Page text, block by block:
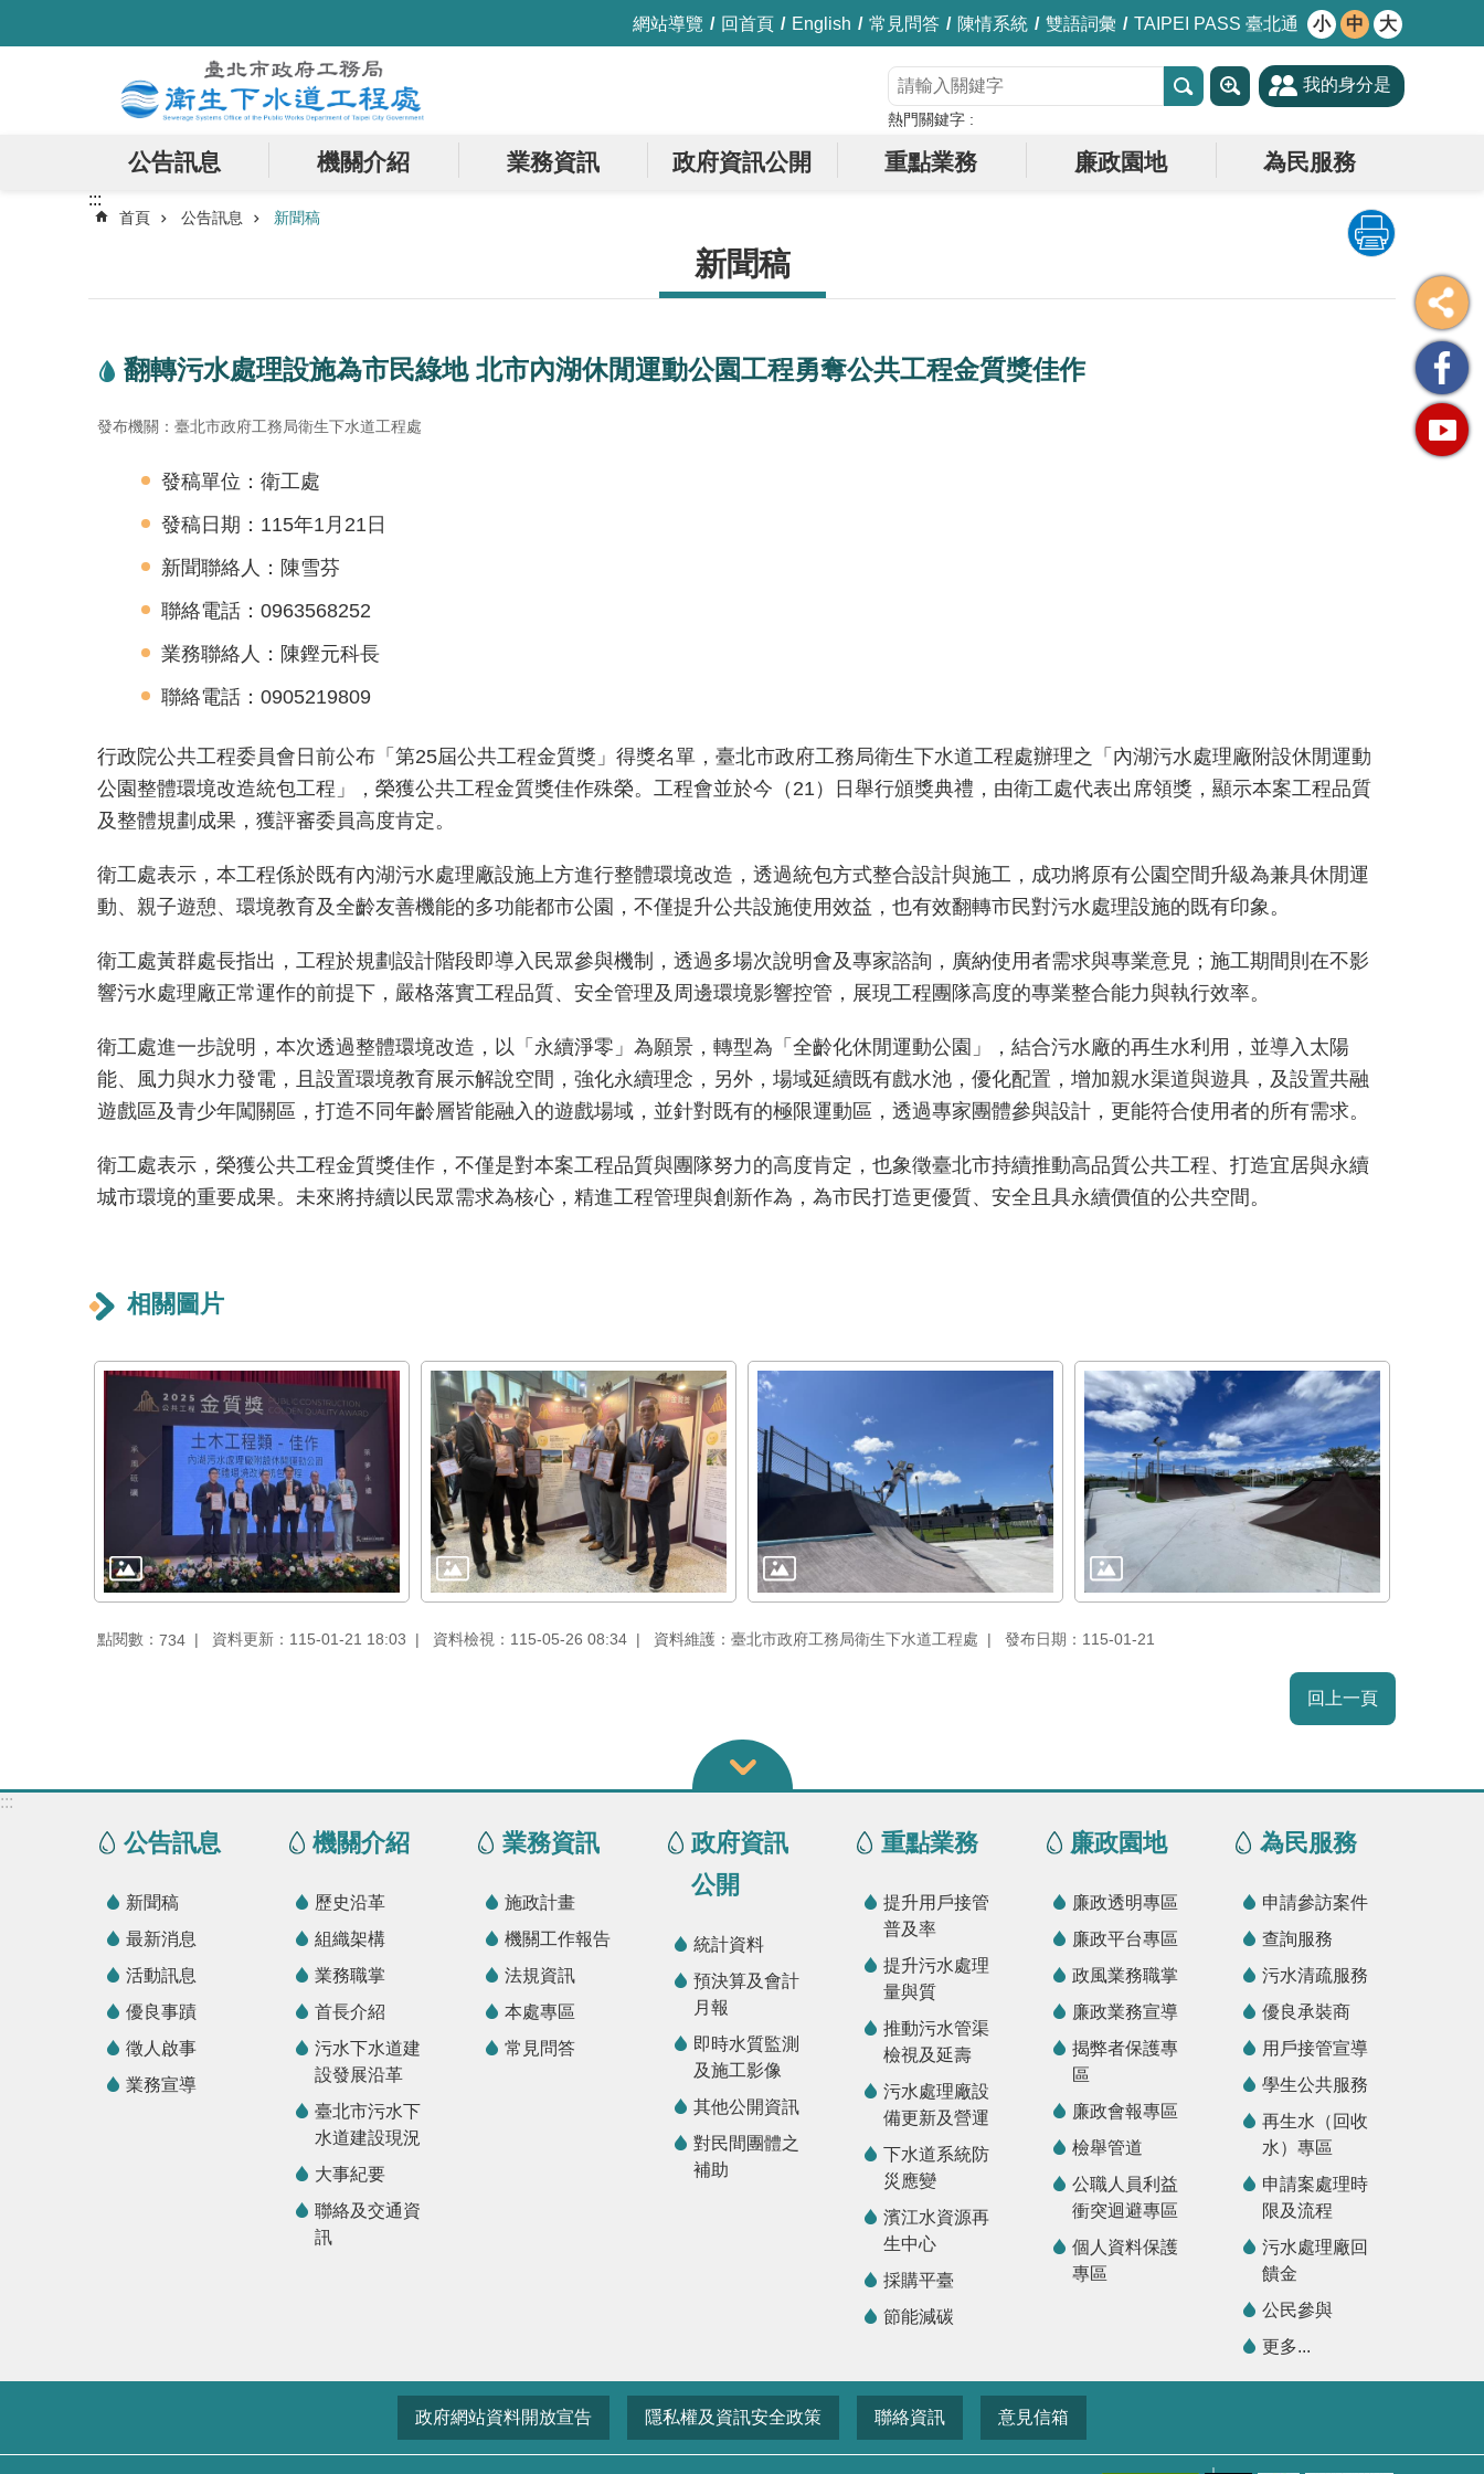
網站導覽 回首頁 English 常見問答 陳情系統 雙語詞彙 TAIPEI PASS 臺北通 小 中 大
熱門關鍵字
我的身分是
公告訊息 機關介紹 業務資訊 政府資訊公開 重點業務 廉政園地 為民服務
:::
首頁 公告訊息 新聞稿
新聞稿
翻轉污水處理設施為市民綠地 北市內湖休閒運動公園工程勇奪公共工程金質獎佳作
發布機關：臺北市政府工務局衛生下水道工程處
發稿單位：衛工處
發稿日期：115年1月21日
新聞聯絡人：陳雪芬
聯絡電話：0963568252
業務聯絡人：陳鏗元科長
聯絡電話：0905219809
行政院公共工程委員會日前公布「第25屆公共工程金質獎」得獎名單，臺北市政府工務局衛生下水道工程處辦理之「內湖污水處理廠附設休閒運動
公園整體環境改造統包工程」，榮獲公共工程金質獎佳作殊榮。工程會並於今（21）日舉行頒獎典禮，由衛工處代表出席領獎，顯示本案工程品質
及整體規劃成果，獲評審委員高度肯定。
衛工處表示，本工程係於既有內湖污水處理廠設施上方進行整體環境改造，透過統包方式整合設計與施工，成功將原有公園空間升級為兼具休閒運
動、親子遊憩、環境教育及全齡友善機能的多功能都市公園，不僅提升公共設施使用效益，也有效翻轉市民對污水處理設施的既有印象。
衛工處黃群處長指出，工程於規劃設計階段即導入民眾參與機制，透過多場次說明會及專家諮詢，廣納使用者需求與專業意見；施工期間則在不影
響污水處理廠正常運作的前提下，嚴格落實工程品質、安全管理及周邊環境影響控管，展現工程團隊高度的專業整合能力與執行效率。
衛工處進一步說明，本次透過整體環境改造，以「永續淨零」為願景，轉型為「全齡化休閒運動公園」，結合污水廠的再生水利用，並導入太陽
能、風力與水力發電，且設置環境教育展示解說空間，強化永續理念，另外，場域延續既有戲水池，優化配置，增加親水渠道與遊具，及設置共融
遊戲區及青少年闖關區，打造不同年齡層皆能融入的遊戲場域，並針對既有的極限運動區，透過專家團體參與設計，更能符合使用者的所有需求。
衛工處表示，榮獲公共工程金質獎佳作，不僅是對本案工程品質與團隊努力的高度肯定，也象徵臺北市持續推動高品質公共工程、打造宜居與永續
城市環境的重要成果。未來將持續以民眾需求為核心，精進工程管理與創新作為，為市民打造更優質、安全且具永續價值的公共空間。
相關圖片
點閱數： 734 資料更新：115-01-21 18:03 資料檢視：115-05-26 08:34 資料維護：臺北市政府工務局衛生下水道工程處 發布日期：115-01-21
回上一頁
:::
公告訊息
新聞稿
最新消息
活動訊息
優良事蹟
徵人啟事
業務宣導
機關介紹
歷史沿革
組織架構
業務職掌
首長介紹
污水下水道建
設發展沿革
臺北市污水下
水道建設現況
大事紀要
聯絡及交通資
訊
業務資訊
施政計畫
機關工作報告
法規資訊
本處專區
常見問答
政府資訊
公開
統計資料
預決算及會計
月報
即時水質監測
及施工影像
其他公開資訊
對民間團體之
補助
重點業務
提升用戶接管
普及率
提升污水處理
量與質
推動污水管渠
檢視及延壽
污水處理廠設
備更新及營運
下水道系統防
災應變
濱江水資源再
生中心
採購平臺
節能減碳
廉政園地
廉政透明專區
廉政平台專區
政風業務職掌
廉政業務宣導
揭弊者保護專
區
廉政會報專區
檢舉管道
公職人員利益
衝突迴避專區
個人資料保護
專區
為民服務
申請參訪案件
查詢服務
污水清疏服務
優良承裝商
用戶接管宣導
學生公共服務
再生水（回收
水）專區
申請案處理時
限及流程
污水處理廠回
饋金
公民參與
更多...
政府網站資料開放宣告 隱私權及資訊安全政策 聯絡資訊 意見信箱